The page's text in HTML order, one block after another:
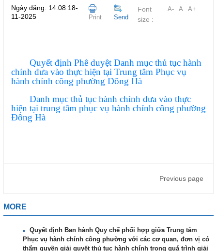
Ngày đăng: 14:08 18-
11-2025
Print Send
Font
size :
A- A A+
Quyết định Phê duyệt Danh mục thủ tục hành
chính đưa vào thực hiện tại Trung tâm Phục vụ
hành chính công phường Đông Hà
Danh mục thủ tục hành chính đưa vào thực
hiện tại trung tâm phục vụ hành chính công phường
Đông Hà
Previous page
MORE
Quyết định Ban hành Quy chế phối hợp giữa Trung tâm
Phục vụ hành chính công phường với các cơ quan, đơn vị có
thẩm quyền giải quyết thủ tục hành chính trong quá trình giải